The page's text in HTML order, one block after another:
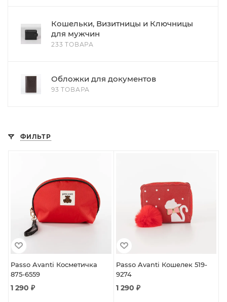
Кошельки, Визитницы и Ключницы
для мужчин
233 ТОВАРА
Обложки для документов
93 ТОВАРА
ФИЛЬТР
Passo Avanti Косметичка
875-6559
1 290 ₽
Passo Avanti Кошелек 519-
9274
1 290 ₽